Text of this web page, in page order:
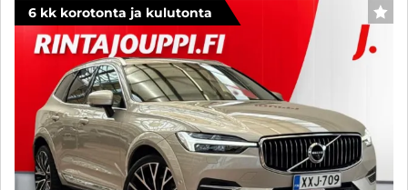
6 kk korotonta ja kulutonta